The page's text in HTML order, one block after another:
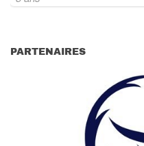
PARTENAIRES